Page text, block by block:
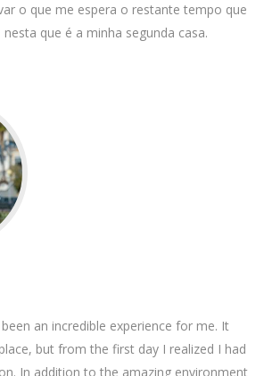
o que me espera o restante tempo que
que é a minha segunda casa.
been an incredible experience for me. It
but from the first day I realized I had
In addition to the amazing environment